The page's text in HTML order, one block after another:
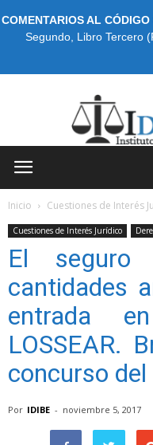
COMENTARIOS AL
Segundo, Libro Tercero
Inicio Cuestiones de Interés
Cuestiones de Interés Jurídico
El seguro
cantidades
entrada
LOSSEAR.
concurso
Por IDIBE - noviembre 5, 2017